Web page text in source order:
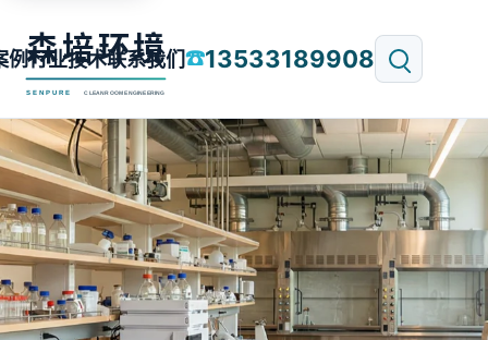
例行业技术联系我们☎13533189908